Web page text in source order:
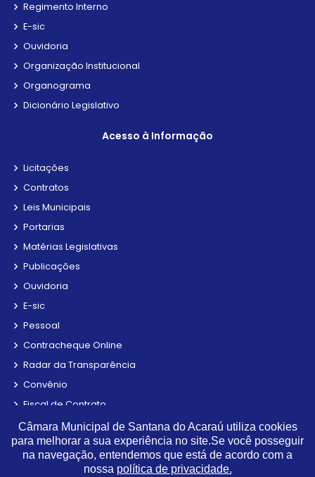
Regimento Interno
E-sic
Ouvidoria
Organização Institucional
Organograma
Dicionário Legislativo
Acesso à Informação
Licitações
Contratos
Leis Municipais
Portarias
Matérias Legislativas
Publicações
Ouvidoria
E-sic
Pessoal
Contracheque Online
Radar da Transparência
Convênio
Fiscal de Contrato
Obras
Parecer TCE
Estagiários
Câmara Municipal de Santana do Acaraú utiliza cookies
para melhorar a sua experiência no site.Se você posseguir
na navegação, entendemos que está de acordo com a
nossa política de privacidade.